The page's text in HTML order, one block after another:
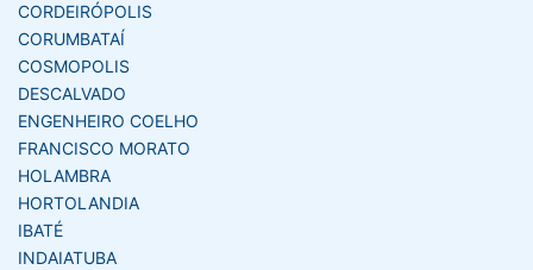
CORDEIRÓPOLIS
CORUMBATAÍ
COSMOPOLIS
DESCALVADO
ENGENHEIRO COELHO
FRANCISCO MORATO
HOLAMBRA
HORTOLANDIA
IBATÉ
INDAIATUBA